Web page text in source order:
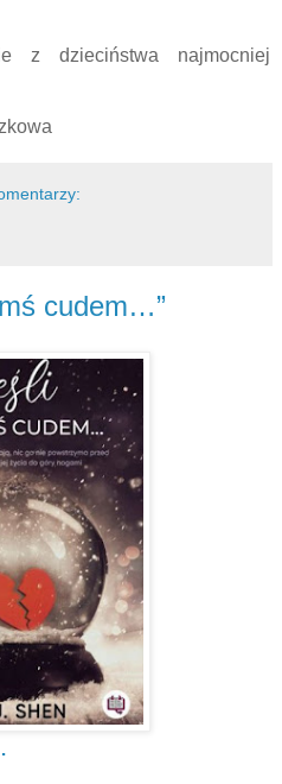
z dzieciństwa najmocniej
cudem…”